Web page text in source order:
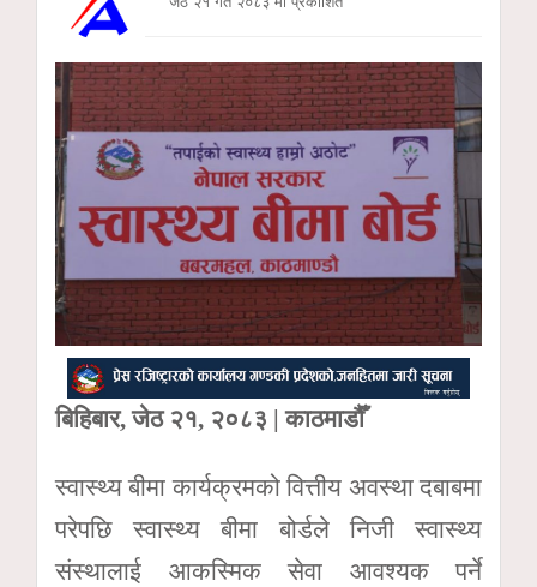
बिहिबार, जेठ २१, २०८३ | काठमाडौँ
स्वास्थ्य बीमा कार्यक्रमको वित्तीय अवस्था दबाबमा
परेपछि स्वास्थ्य बीमा बोर्डले निजी स्वास्थ्य
संस्थालाई आकस्मिक सेवा आवश्यक पर्ने